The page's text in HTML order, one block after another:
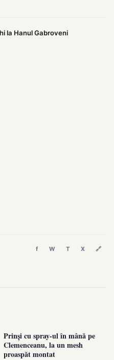
la Hanul Gabroveni
f W T X 🔗
Prinși cu spray-ul în mână pe
Clemenceanu, la un mesh
proaspăt montat